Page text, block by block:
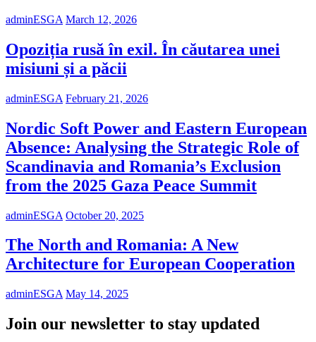
adminESGA March 12, 2026
Opoziția rusă în exil. În căutarea unei
misiuni și a păcii
adminESGA February 21, 2026
Nordic Soft Power and Eastern European
Absence: Analysing the Strategic Role of
Scandinavia and Romania’s Exclusion
from the 2025 Gaza Peace Summit
adminESGA October 20, 2025
The North and Romania: A New
Architecture for European Cooperation
adminESGA May 14, 2025
Join our newsletter to stay updated